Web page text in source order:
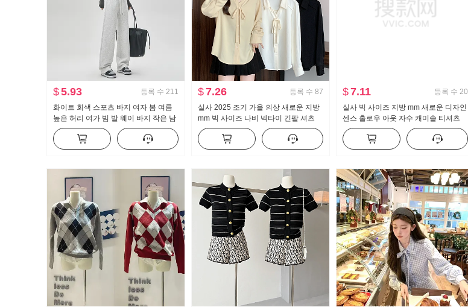
$5.93 등록 수 211
화이트 회색 스포츠 바지 여자 봄 여름
높은 허리 여가 빔 발 웨이 바지 작은 남
자 스트레이트 와이드 레깅스 바지 조수
$7.26 등록 수 87
실사 2025 조기 가을 의상 새로운 지방
mm 빅 사이즈 나비 넥타이 긴팔 셔츠
프랑스식 출퇴근 인사이드 잡아라. 의류
$7.11 등록 수 20
실사 빅 사이즈 지방 mm 새로운 디자인
센스 홀로우 아웃 자수 캐미솔 티셔츠
투피스 세트 표지 고기 슬림해 보이는
맨위